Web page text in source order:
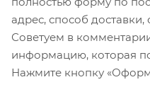
адрес, способ
Советуем в
информацию, которая
Нажмите кнопку